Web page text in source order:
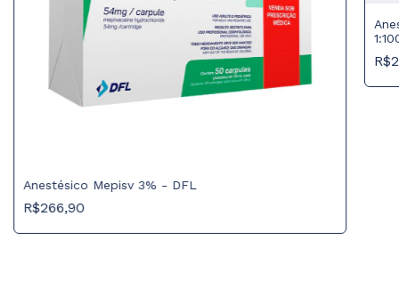
Anestésico Mepisv 3% - DFL
R$266,90